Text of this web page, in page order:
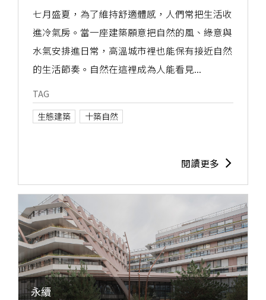
七月盛夏，為了維持舒適體感，人們常把生活收
進冷氣房。當一座建築願意把自然的風、綠意與
水氣安排進日常，高溫城市裡也能保有接近自然
的生活節奏。自然在這裡成為人能看見...
TAG
生態建築
十築自然
閱讀更多
永續